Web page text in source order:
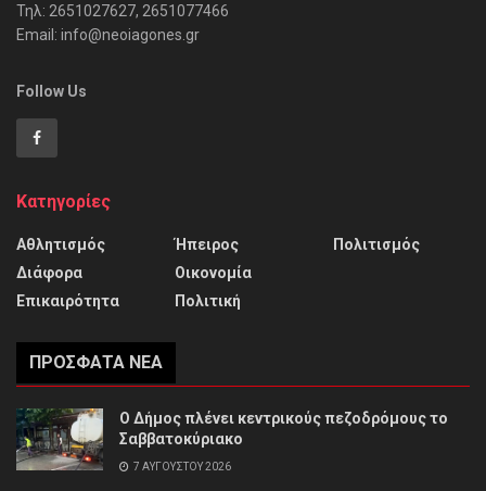
Τηλ: 2651027627, 2651077466
Email: info@neoiagones.gr
Follow Us
Κατηγορίες
Αθλητισμός
Διάφορα
Επικαιρότητα
Ήπειρος
Οικονομία
Πολιτική
Πολιτισμός
ΠΡΌΣΦΑΤΑ ΝΈΑ
Ο Δήμος πλένει κεντρικούς πεζοδρόμους το
Σαββατοκύριακο
7 ΑΥΓΟΎΣΤΟΥ 2026